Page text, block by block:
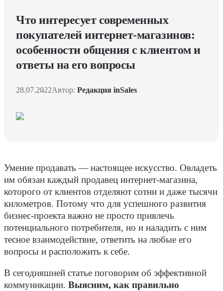
Что интересует современных
покупателей интернет-магазинов:
особенности общения с клиентом и
ответы на его вопросы
28.07.2022Автор: Редакция inSales
Умение продавать — настоящее искусство. Овладеть
им обязан каждый продавец интернет-магазина,
которого от клиентов отделяют сотни и даже тысячи
километров. Потому что для успешного развития
бизнес-проекта важно не просто привлечь
потенциального потребителя, но и наладить с ним
тесное взаимодействие, ответить на любые его
вопросы и расположить к себе.
В сегодняшней статье поговорим об эффективной
коммуникации. Выясним, как правильно